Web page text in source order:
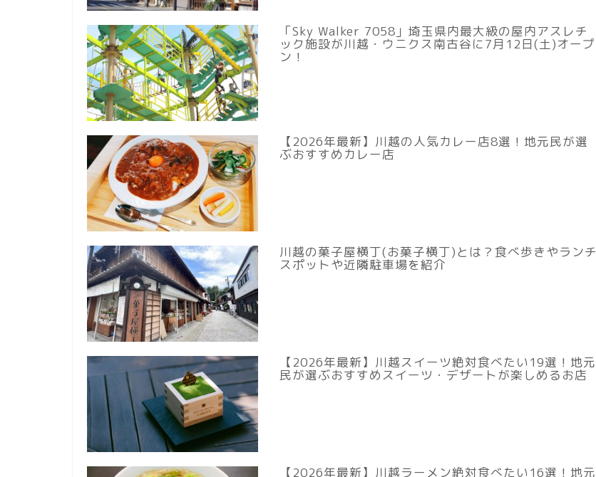
「Sky Walker 7058」埼玉県内最大級の屋内アスレチ
ック施設が川越・ウニクス南古谷に7月12日(土)オープ
ン！
【2026年最新】川越の人気カレー店8選！地元民が選
ぶおすすめカレー店
川越の菓子屋横丁(お菓子横丁)とは？食べ歩きやランチ
スポットや近隣駐車場を紹介
【2026年最新】川越スイーツ絶対食べたい19選！地元
民が選ぶおすすめスイーツ・デザートが楽しめるお店
【2026年最新】川越ラーメン絶対食べたい16選！地元